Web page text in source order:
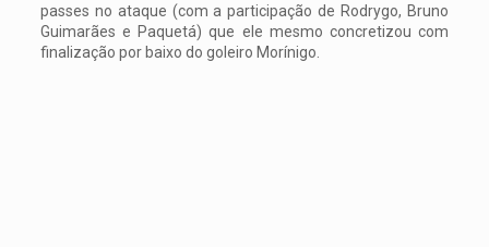
passes no ataque (com a participação de Rodrygo, Bruno
Guimarães e Paquetá) que ele mesmo concretizou com
finalização por baixo do goleiro Morínigo.